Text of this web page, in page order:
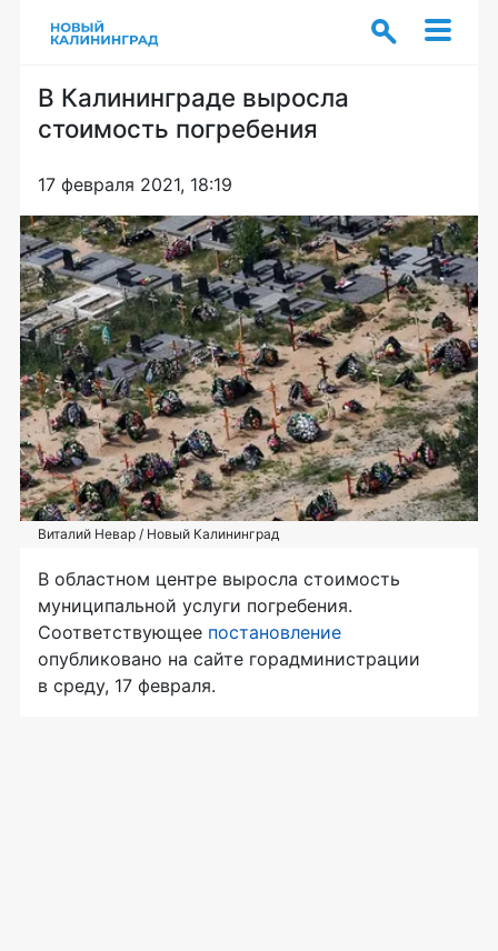
В Калининграде выросла
стоимость погребения
17 февраля 2021, 18:19
Виталий Невар / Новый Калининград
В областном центре выросла стоимость
муниципальной услуги погребения.
Соответствующее постановление
опубликовано на сайте горадминистрации
в среду, 17 февраля.